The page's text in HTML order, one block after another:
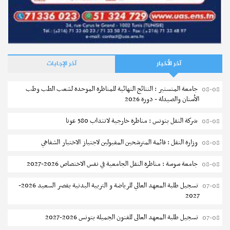
نشر في30-07-2026
جامعة تونس : الترشح للحصول على منح دراسية بدولة الإمارات
العربية المتحدة
إجابات
ما هي آجال الترشح لدورة المتفوقين في التوجيه الجامعي بعد
البكالوريا - دورة 2024 ؟
كيف يتم احتساب معدلات المترشحين لمناظرة السيزيام؟
آخر الأخبار آخر الإجابات
08-08 جامعة المنستير : النتائج النهائية للمناظرة الموحدة لشعب الطب وطب
الأسنان والصيدلة - دورة 2026
08-08 شركة النقل بتونس : مناظرة خارجية لانتداب 580 عونا
08-08 وزارة النقل : قائمة المترشحين المقبولين لاجتياز الاختبار الشفاهي
08-08 جامعة سوسة : مناظرة النقل الجامعية في نفس الاختصاص 2026-2027
07-08
تسجيل طلبة المعهد العالي للرياضة و التربية البدنية بقصر السعيد 2026-
2027
07-08 تسجيل طلبة المعهد العالى للفنون الجميلة بتونس 2026-2027